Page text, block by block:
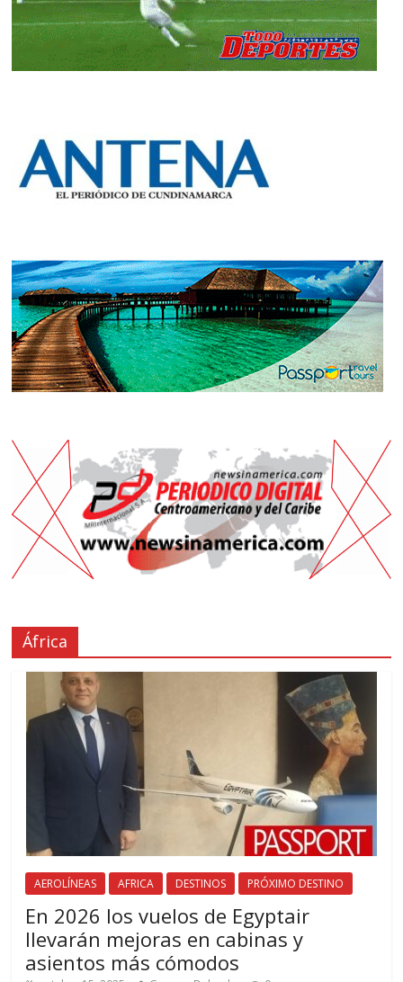
África
AEROLÍNEAS AFRICA DESTINOS PRÓXIMO DESTINO
En 2026 los vuelos de Egyptair
llevarán mejoras en cabinas y
asientos más cómodos